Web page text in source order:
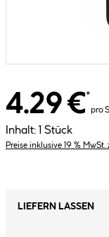
4.29 €*
pro
Inhalt: 1 Stück
Preise inklusive 19 %
LIEFERN LASSEN